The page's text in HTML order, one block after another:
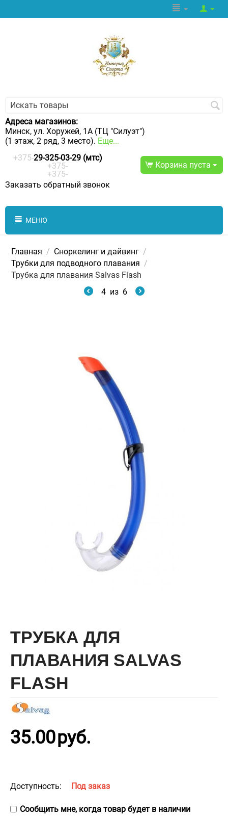
Адреса магазинов:
Минск, ул. Хоружей, 1А (ТЦ "Силуэт")
(1 этаж, 2 ряд, 3 место). Еще...
+375-29-325-03-29 (мтс)
+375-
+375-
Заказать обратный звонок
Корзина пуста
МЕНЮ
Главная / Сноркелинг и дайвинг /
Трубки для подводного плавания /
Трубка для плавания Salvas Flash
4 из 6
ТРУБКА ДЛЯ
ПЛАВАНИЯ SALVAS
FLASH
35.00руб.
Доступность: Под заказ
Сообщить мне, когда товар будет в наличии